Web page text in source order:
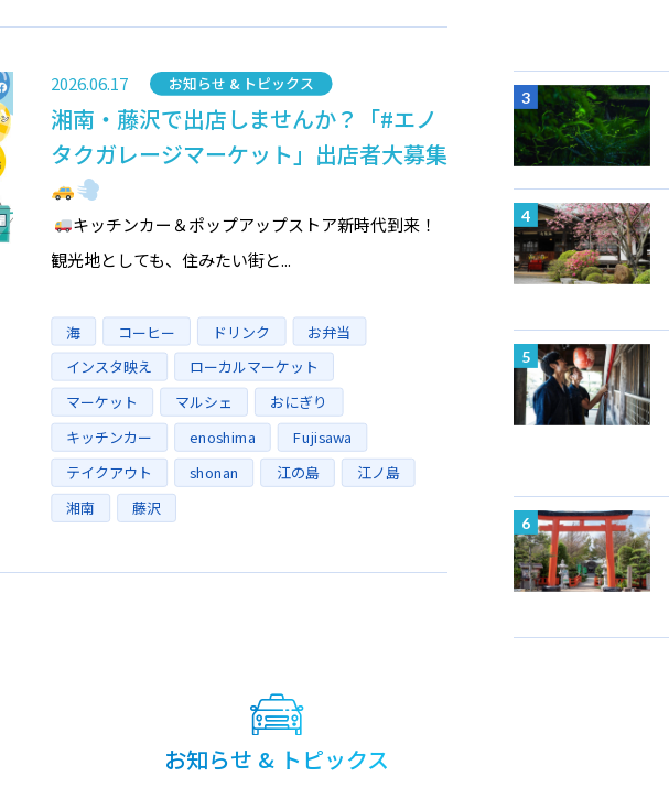
湘南・藤沢で出店しませんか？「#エノ
タクガレージマーケット」出店者大募集
2026.06.17
キッチンカー＆ポップアップストア新時代到来！
観光地としても、住みたい街と...
カテゴリー
お知らせ & トピックス
タグ
海 コーヒー ドリンク
お弁当
インスタ映え
ローカルマーケット
マーケット
マルシェ おにぎり
キッチンカー enoshima Fujisawa
テイクアウト shonan 江の島 江ノ島
湘南 藤沢
お知らせ & トピックス